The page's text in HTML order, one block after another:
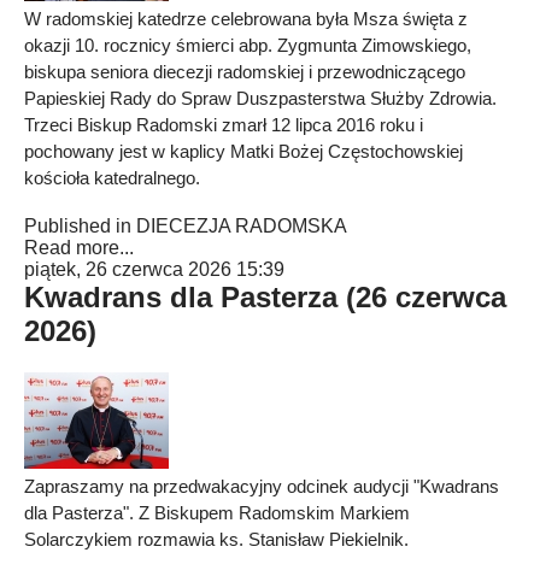
W radomskiej katedrze celebrowana była Msza święta z
okazji 10. rocznicy śmierci abp. Zygmunta Zimowskiego,
biskupa seniora diecezji radomskiej i przewodniczącego
Papieskiej Rady do Spraw Duszpasterstwa Służby Zdrowia.
Trzeci Biskup Radomski zmarł 12 lipca 2016 roku i
pochowany jest w kaplicy Matki Bożej Częstochowskiej
kościoła katedralnego.
Published in DIECEZJA RADOMSKA
Read more...
piątek, 26 czerwca 2026 15:39
Kwadrans dla Pasterza (26 czerwca
2026)
Zapraszamy na przedwakacyjny odcinek audycji "Kwadrans
dla Pasterza". Z Biskupem Radomskim Markiem
Solarczykiem rozmawia ks. Stanisław Piekielnik.